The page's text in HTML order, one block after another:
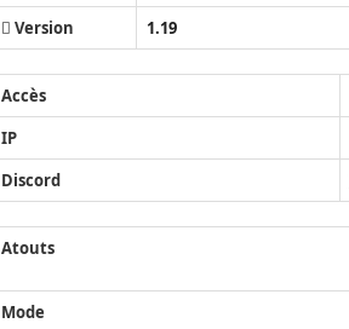
Version
1.19
Accès
IP
Discord
Atouts
Mode